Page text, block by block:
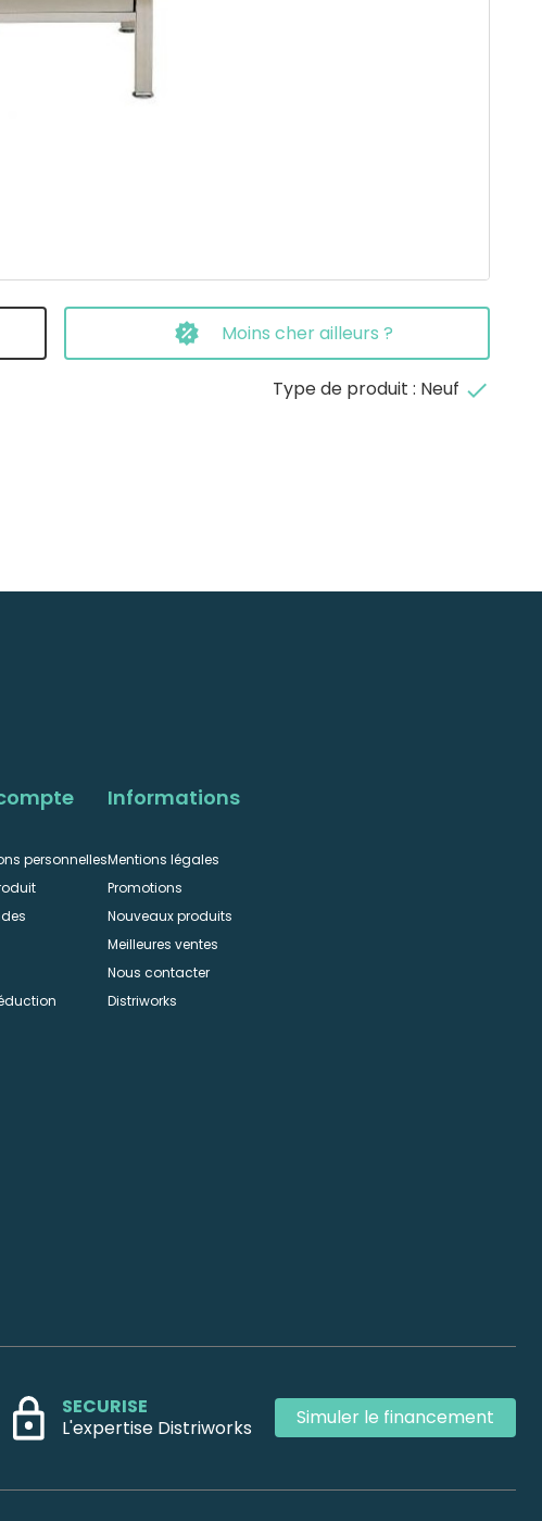
Moins cher ailleurs ?
Type de produit : Neuf done
Informations
Mentions légales
Promotions
Nouveaux produits
Meilleures ventes
Nous contacter
Distriworks
personnelles
SECURISE
L'expertise Distriworks
Simuler le financement